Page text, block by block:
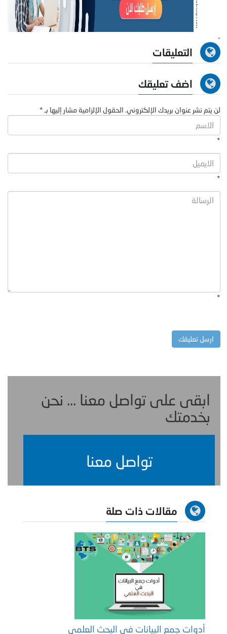
التعليقات
اضف تعليقك
لن يتم نشر عنوان بريدك الإلكتروني. الحقول الإلزامية مشار إليها بـ *
*
*
*
ابقى على تواصل معنا ... نحن
بخدمتك
تواصل معنا
مقالات ذات صلة
أدوات جمع البيانات في البحث العلمي